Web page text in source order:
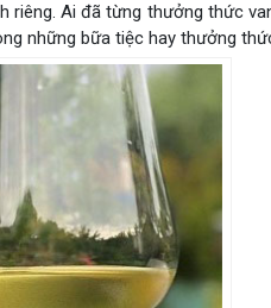
riêng. Ai đã từng thưởng thức
những bữa tiệc hay thưởng